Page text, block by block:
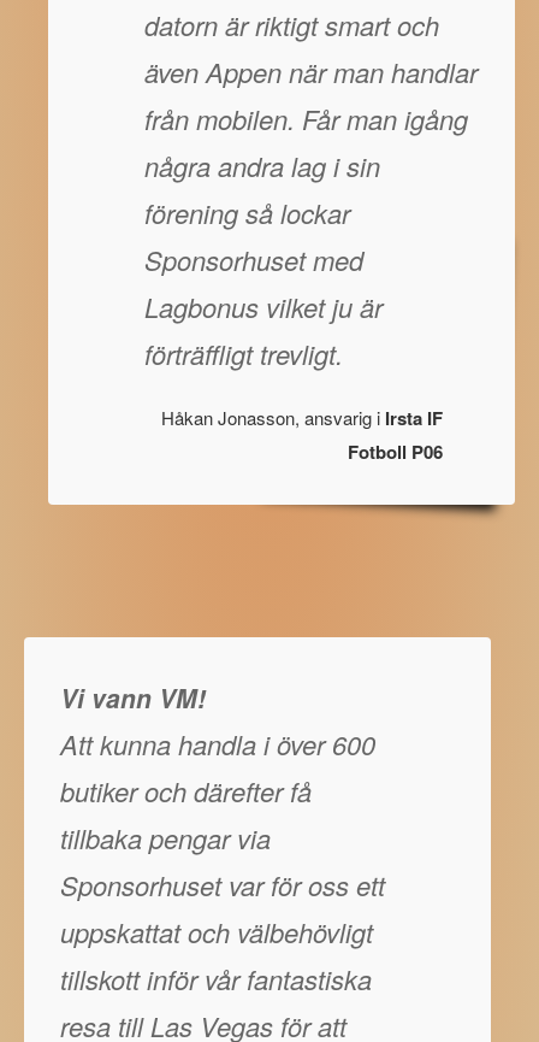
datorn är riktigt smart och
även Appen när man handlar
från mobilen. Får man igång
några andra lag i sin
förening så lockar
Sponsorhuset med
Lagbonus vilket ju är
förträffligt trevligt.
Håkan Jonasson, ansvarig i Irsta IF
Fotboll P06
Vi vann VM!
Att kunna handla i över 600
butiker och därefter få
tillbaka pengar via
Sponsorhuset var för oss ett
uppskattat och välbehövligt
tillskott inför vår fantastiska
resa till Las Vegas för att